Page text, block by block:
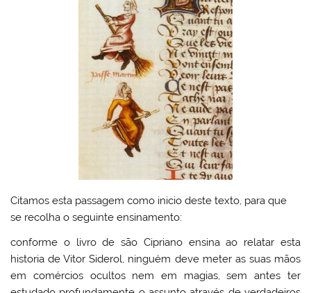
Citamos esta passagem como inicio deste texto, para que
se recolha o seguinte ensinamento:
conforme o livro de são Cipriano ensina ao relatar esta
historia de Vitor Siderol, ninguém deve meter as suas mãos
em comércios ocultos nem em magias, sem antes ter